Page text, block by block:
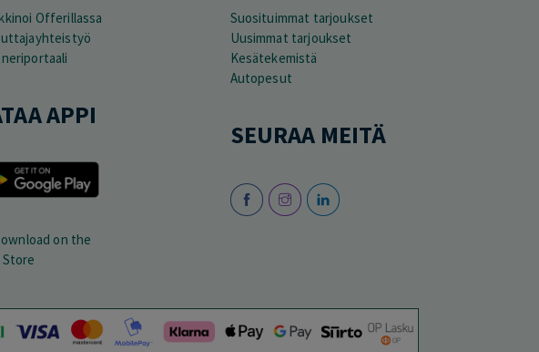
Offerillassa
APPI
Suosituimmat tarjoukset
Uusimmat tarjoukset
Kesätekemistä
Autopesut
SEURAA MEITÄ